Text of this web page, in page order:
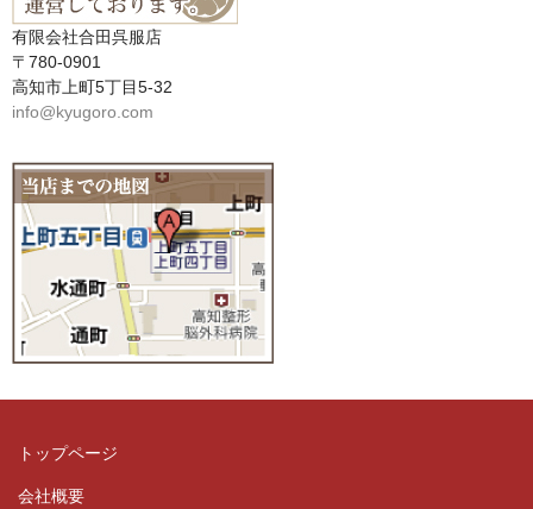
有限会社合田呉服店
〒780-0901
高知市上町5丁目5-32
info@kyugoro.com
トップページ
会社概要